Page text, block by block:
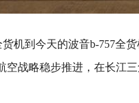
机到今天的波音b-757全
空战略稳步推进，在长江